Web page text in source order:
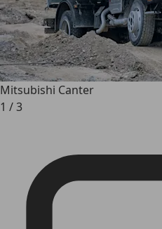
Mitsubishi Canter
1 /3